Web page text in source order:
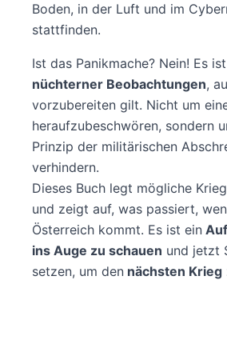
Boden, in der Luft und im
stattfinden.
Ist das Panikmache? Nein! Es
nüchterner Beobachtungen,
vorzubereiten gilt. Nicht um
heraufzubeschwören, sondern
Prinzip der militärischen
verhindern.
Dieses Buch legt mögliche
und zeigt auf, was passiert,
Österreich kommt. Es ist ein
ins Auge zu schauen und jetzt
setzen, um den nächsten Krieg